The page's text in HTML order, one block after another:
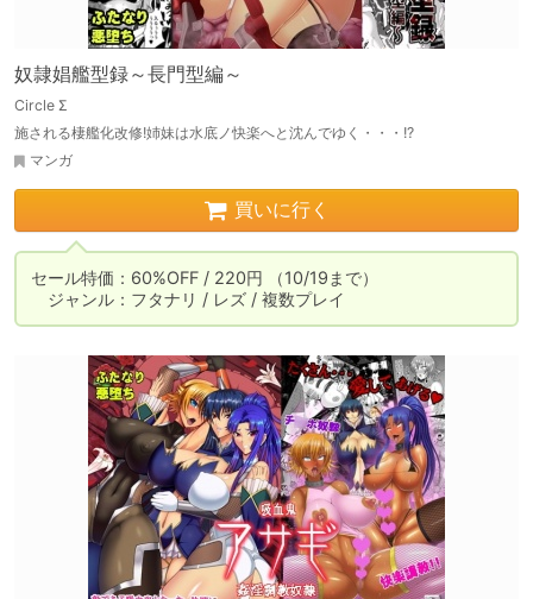
奴隷娼艦型録～長門型編～
Circle Σ
施される棲艦化改修!姉妹は水底ノ快楽へと沈んでゆく・・・!?
マンガ
買いに行く
セール特価：60%OFF / 220円 （10/19まで）
ジャンル：フタナリ / レズ / 複数プレイ